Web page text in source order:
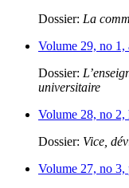
Dossier: La
Volume 29, no 1,
Dossier:
universitaire
Volume 28, no
Dossier: Vice,
Volume 27, no 3,